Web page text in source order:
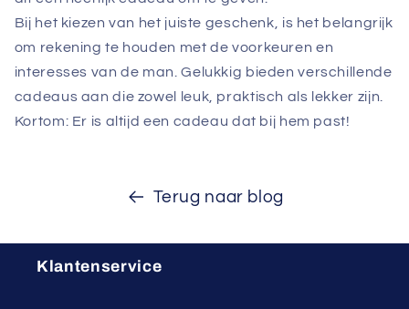
Bij het kiezen van het juiste geschenk, is het belangrijk
om rekening te houden met de voorkeuren en
interesses van de man. Gelukkig bieden verschillende
cadeaus aan die zowel leuk, praktisch als lekker zijn.
Kortom: Er is altijd een cadeau dat bij hem past!
Terug naar blog
Klantenservice